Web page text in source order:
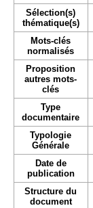
Sélection(s)
thématique(s)
Mots-clés
normalisés
Proposition
autres mots-
clés
Type
documentaire
Typologie
Générale
Date de
publication
Structure du
document